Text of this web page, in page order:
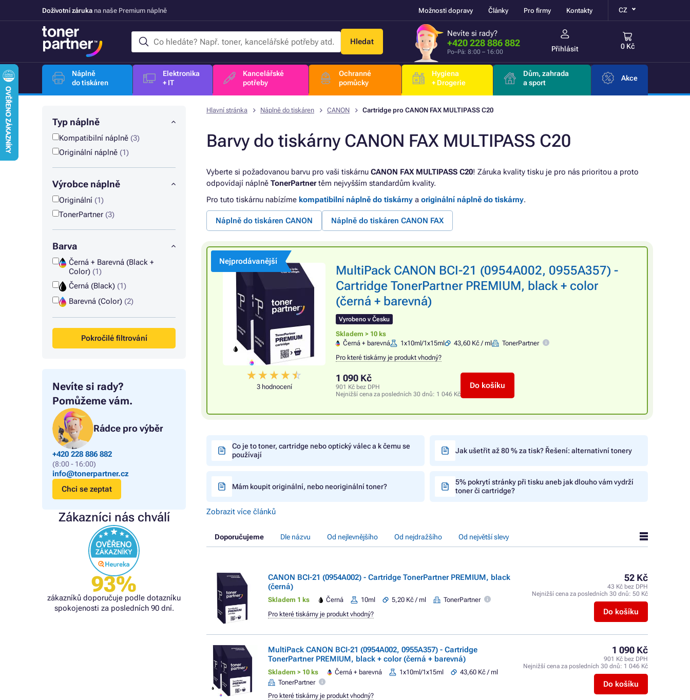
Doživotní záruka na naše Premium náplně Možnosti dopravy Články Pro firmy Kontakty CZ
Hledat
Nevíte si rady?
+420 228 886 882
Po–Pá: 8:00 – 16:00 Přihlásit 0 Kč
Náplně
do tiskáren
Elektronika
+ IT
Kancelářské
potřeby
Ochranné
pomůcky
Hygiena
+ Drogerie
Dům, zahrada
a sport
Akce
Typ náplně
Kompatibilní náplně (3)
Originální náplně (1)
Výrobce náplně
Originální (1)
TonerPartner (3)
Barva
Černá + Barevná (Black +
Color) (1)
Černá (Black) (1)
Barevná (Color) (2)
Pokročilé filtrování
Nevíte si rady?
Pomůžeme vám.
Rádce pro výběr
+420 228 886 882
(8:00 - 16:00)
info@tonerpartner.cz
Chci se zeptat
Zákazníci nás chválí
93%
zákazníků doporučuje podle dotazníku
spokojenosti za posledních 90 dní.
Hlavní stránka Náplně do tiskáren CANON Cartridge pro CANON FAX MULTIPASS C20
Barvy do tiskárny CANON FAX MULTIPASS C20
Vyberte si požadovanou barvu pro vaši tiskárnu CANON FAX MULTIPASS C20! Záruka kvality tisku je pro nás prioritou a proto
odpovídají náplně TonerPartnertěm nejvyšším standardům kvality.
Pro tuto tiskárnu nabízíme kompatibilní náplně do tiskárny a originální náplně do tiskárny.
Náplně do tiskáren CANON Náplně do tiskáren CANON FAX
Nejprodávanější
3 hodnocení
MultiPack CANON BCI-21 (0954A002, 0955A357) -
Cartridge TonerPartner PREMIUM, black + color
(černá + barevná)
Vyrobeno v Česku
Skladem > 10 ks
Černá + barevná
1x10ml/1x15ml 43,60 Kč / ml
TonerPartner
Pro které tiskárny je produkt vhodný?
1 090 Kč
901 Kč bez DPH
Nejnižší cena za posledních 30 dnů: 1 046 Kč
Do košíku
Co je to toner, cartridge nebo optický válec a k čemu se
používají
Jak ušetřit až 80 % za tisk? Řešení: alternativní tonery
Mám koupit originální, nebo neoriginální toner?
5% pokrytí stránky při tisku aneb jak dlouho vám vydrží
toner či cartridge?
Zobrazit více článků
Doporučujeme Dle názvu Od nejlevnějšího Od nejdražšího Od největší slevy
CANON BCI-21 (0954A002) - Cartridge TonerPartner PREMIUM, black
(černá)
Skladem 1 ks Černá 10ml 5,20 Kč / ml TonerPartner
52 Kč
43 Kč bez DPH
Nejnižší cena za posledních 30 dnů: 50 Kč
Do košíku
Pro které tiskárny je produkt vhodný?
MultiPack CANON BCI-21 (0954A002, 0955A357) - Cartridge
TonerPartner PREMIUM, black + color (černá + barevná)
Skladem > 10 ks Černá + barevná 1x10ml/1x15ml
43,60 Kč / ml
TonerPartner
1 090 Kč
901 Kč bez DPH
Nejnižší cena za posledních 30 dnů: 1 046 Kč
Do košíku
Pro které tiskárny je produkt vhodný?